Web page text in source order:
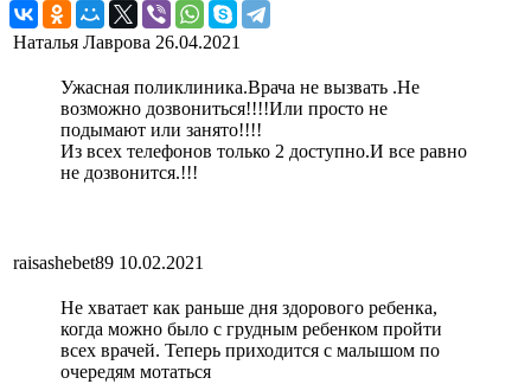
Наталья Лаврова 26.04.2021
Ужасная поликлиника.Врача не вызвать .Не
возможно дозвониться!!!!Или просто не
подымают или занято!!!!
Из всех телефонов только 2 доступно.И все равно
не дозвонится.!!!
raisashebet89 10.02.2021
Не хватает как раньше дня здорового ребенка,
когда можно было с грудным ребенком пройти
всех врачей. Теперь приходится с малышом по
очередям мотаться